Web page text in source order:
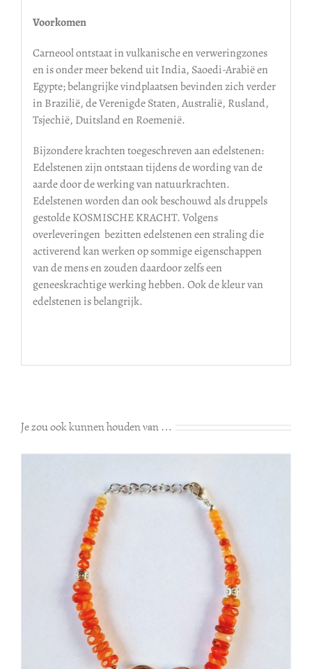
Voorkomen
Carneool ontstaat in vulkanische en verweringzones
en is onder meer bekend uit India, Saoedi-Arabië en
Egypte; belangrijke vindplaatsen bevinden zich verder
in Brazilië, de Verenigde Staten, Australië, Rusland,
Tsjechië, Duitsland en Roemenië.
Bijzondere krachten toegeschreven aan edelstenen:
Edelstenen zijn ontstaan tijdens de wording van de
aarde door de werking van natuurkrachten.
Edelstenen worden dan ook beschouwd als druppels
gestolde KOSMISCHE KRACHT. Volgens
overleveringen bezitten edelstenen een straling die
activerend kan werken op sommige eigenschappen
van de mens en zouden daardoor zelfs een
geneeskrachtige werking hebben. Ook de kleur van
edelstenen is belangrijk.
Je zou ook kunnen houden van …